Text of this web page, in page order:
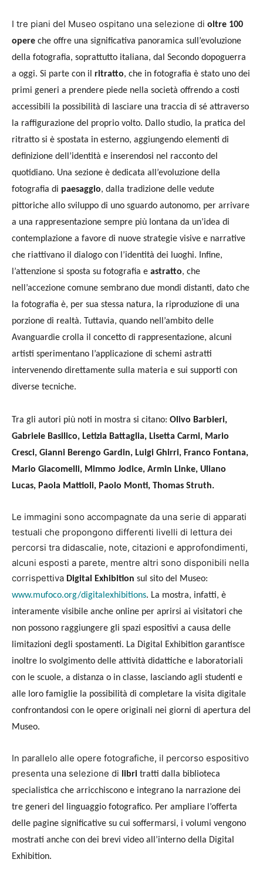
I tre piani del Museo ospitano una selezione di oltre 100
opere che offre una significativa panoramica sull’evoluzione
della fotografia, soprattutto italiana, dal Secondo dopoguerra
a oggi. Si parte con il ritratto, che in fotografia è stato uno dei
primi generi a prendere piede nella società offrendo a costi
accessibili la possibilità di lasciare una traccia di sé attraverso
la raffigurazione del proprio volto. Dallo studio, la pratica del
ritratto si è spostata in esterno, aggiungendo elementi di
definizione dell’identità e inserendosi nel racconto del
quotidiano. Una sezione è dedicata all’evoluzione della
fotografia di paesaggio, dalla tradizione delle vedute
pittoriche allo sviluppo di uno sguardo autonomo, per arrivare
a una rappresentazione sempre più lontana da un’idea di
contemplazione a favore di nuove strategie visive e narrative
che riattivano il dialogo con l’identità dei luoghi. Infine,
l’attenzione si sposta su fotografia e astratto, che
nell’accezione comune sembrano due mondi distanti, dato che
la fotografia è, per sua stessa natura, la riproduzione di una
porzione di realtà. Tuttavia, quando nell’ambito delle
Avanguardie crolla il concetto di rappresentazione, alcuni
artisti sperimentano l’applicazione di schemi astratti
intervenendo direttamente sulla materia e sui supporti con
diverse tecniche.
Tra gli autori più noti in mostra si citano: Olivo Barbieri,
Gabriele Basilico, Letizia Battaglia, Lisetta Carmi, Mario
Cresci, Gianni Berengo Gardin, Luigi Ghirri, Franco Fontana,
Mario Giacomelli, Mimmo Jodice, Armin Linke, Uliano
Lucas, Paola Mattioli, Paolo Monti, Thomas Struth.
Le immagini sono accompagnate da una serie di apparati
testuali che propongono differenti livelli di lettura dei
percorsi tra didascalie, note, citazioni e approfondimenti,
alcuni esposti a parete, mentre altri sono disponibili nella
corrispettiva Digital Exhibition sul sito del Museo:
www.mufoco.org/digitalexhibitions. La mostra, infatti, è
interamente visibile anche online per aprirsi ai visitatori che
non possono raggiungere gli spazi espositivi a causa delle
limitazioni degli spostamenti. La Digital Exhibition garantisce
inoltre lo svolgimento delle attività didattiche e laboratoriali
con le scuole, a distanza o in classe, lasciando agli studenti e
alle loro famiglie la possibilità di completare la visita digitale
confrontandosi con le opere originali nei giorni di apertura del
Museo.
In parallelo alle opere fotografiche, il percorso espositivo
presenta una selezione di libri tratti dalla biblioteca
specialistica che arricchiscono e integrano la narrazione dei
tre generi del linguaggio fotografico. Per ampliare l’offerta
delle pagine significative su cui soffermarsi, i volumi vengono
mostrati anche con dei brevi video all’interno della Digital
Exhibition.